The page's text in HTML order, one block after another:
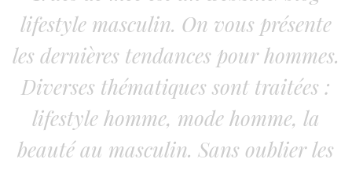
lifestyle masculin. On vous présente
les dernières tendances pour hommes.
Diverses thématiques sont traitées :
lifestyle homme, mode homme, la
beauté au masculin. Sans oublier les